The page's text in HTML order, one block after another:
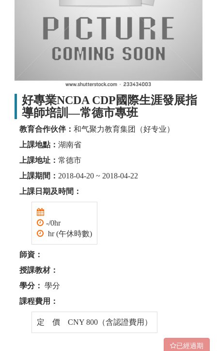
好專業NCDA CDP國際生涯發展指
導師培訓—常德市專班
教育合作伙伴： 和气聚力教育集团（好专业）
上課地點： 湖南省
上課地址： 常德市
上課期間： 2018-04-20 ~ 2018-04-22
上課日期及時間：
-/0hr
hr (午休時數)
師資：
授課教材：
學分： 學分
課程費用：
定 價 CNY 800（含認證費用）
已經過期